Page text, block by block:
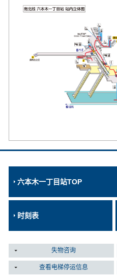
六本木一丁目站TOP
时刻表
失物咨询
查看电梯停运信息